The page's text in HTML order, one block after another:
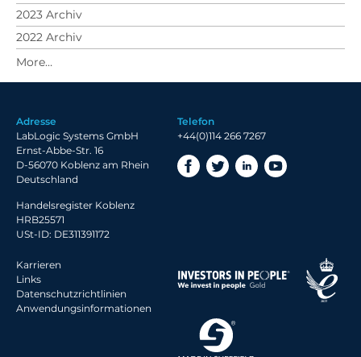
2023 Archiv
2022 Archiv
2021 Archiv
2020 Archiv
2018 Archiv
Adresse
LabLogic Systems GmbH
Ernst-Abbe-Str. 16
D-56070 Koblenz am Rhein
Deutschland
Handelsregister Koblenz
HRB25571
USt-ID: DE311391172
Telefon
+44(0)114 266 7267
Karrieren
Links
Datenschutzrichtlinien
Anwendungsinformationen